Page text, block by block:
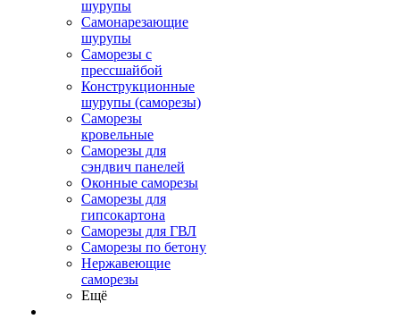
шурупы
Самонарезающие
шурупы
Саморезы с
прессшайбой
Конструкционные
шурупы (саморезы)
Саморезы
кровельные
Саморезы для
сэндвич панелей
Оконные саморезы
Саморезы для
гипсокартона
Саморезы для ГВЛ
Саморезы по бетону
Нержавеющие
саморезы
Ещё